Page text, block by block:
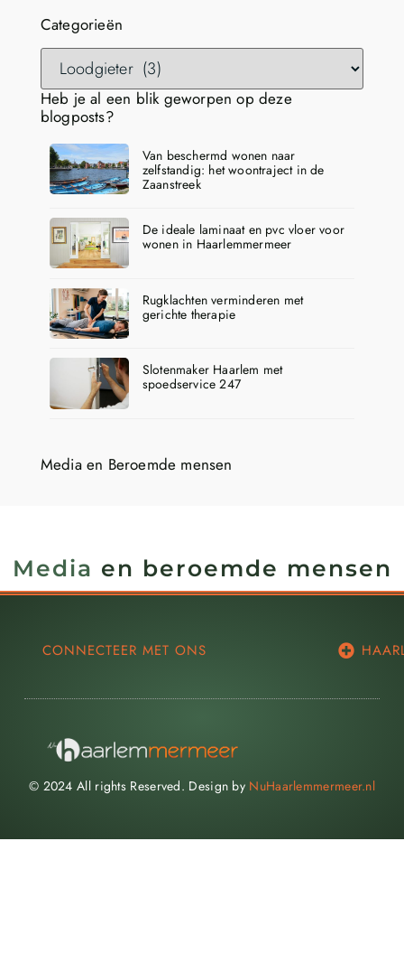
Categorieën
Heb je al een blik geworpen op deze
blogposts?
Van beschermd wonen naar
zelfstandig: het woontraject in de
Zaanstreek
De ideale laminaat en pvc vloer voor
wonen in Haarlemmermeer
Rugklachten verminderen met
gerichte therapie
Slotenmaker Haarlem met
spoedservice 247
Media en Beroemde mensen
Media en beroemde mensen
CONNECTEER MET ONS
© 2024 All rights Reserved. Design by NuHaarlemmermeer.nl